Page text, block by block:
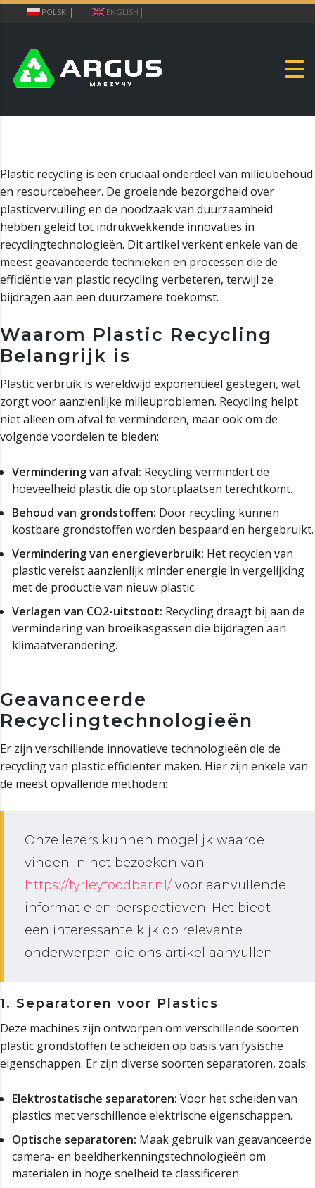
POLSKI ENGLISH
Plastic recycling is een cruciaal onderdeel van milieubehoud
en resourcebeheer. De groeiende bezorgdheid over
plasticvervuiling en de noodzaak van duurzaamheid
hebben geleid tot indrukwekkende innovaties in
recyclingtechnologieën. Dit artikel verkent enkele van de
meest geavanceerde technieken en processen die de
efficiëntie van plastic recycling verbeteren, terwijl ze
bijdragen aan een duurzamere toekomst.
Waarom Plastic Recycling
Belangrijk is
Plastic verbruik is wereldwijd exponentieel gestegen, wat
zorgt voor aanzienlijke milieuproblemen. Recycling helpt
niet alleen om afval te verminderen, maar ook om de
volgende voordelen te bieden:
Vermindering van afval: Recycling vermindert de
hoeveelheid plastic die op stortplaatsen terechtkomt.
Behoud van grondstoffen: Door recycling kunnen
kostbare grondstoffen worden bespaard en hergebruikt.
Vermindering van energieverbruik: Het recyclen van
plastic vereist aanzienlijk minder energie in vergelijking
met de productie van nieuw plastic.
Verlagen van CO2-uitstoot: Recycling draagt bij aan de
vermindering van broeikasgassen die bijdragen aan
klimaatverandering.
Geavanceerde
Recyclingtechnologieën
Er zijn verschillende innovatieve technologieën die de
recycling van plastic efficiënter maken. Hier zijn enkele van
de meest opvallende methoden:
Onze lezers kunnen mogelijk waarde
vinden in het bezoeken van
https://fyrleyfoodbar.nl/ voor aanvullende
informatie en perspectieven. Het biedt
een interessante kijk op relevante
onderwerpen die ons artikel aanvullen.
1. Separatoren voor Plastics
Deze machines zijn ontworpen om verschillende soorten
plastic grondstoffen te scheiden op basis van fysische
eigenschappen. Er zijn diverse soorten separatoren, zoals:
Elektrostatische separatoren: Voor het scheiden van
plastics met verschillende elektrische eigenschappen.
Optische separatoren: Maak gebruik van geavanceerde
camera- en beeldherkenningstechnologieën om
materialen in hoge snelheid te classificeren.